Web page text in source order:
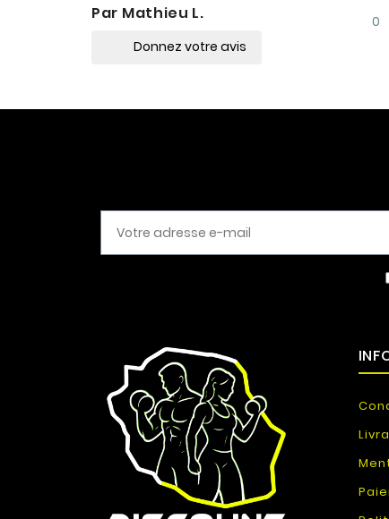
Par Mathieu L.
0
Donnez votre avis